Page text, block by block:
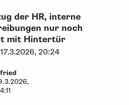
der HR, interne
nur noch
mit Hintertür
20:24